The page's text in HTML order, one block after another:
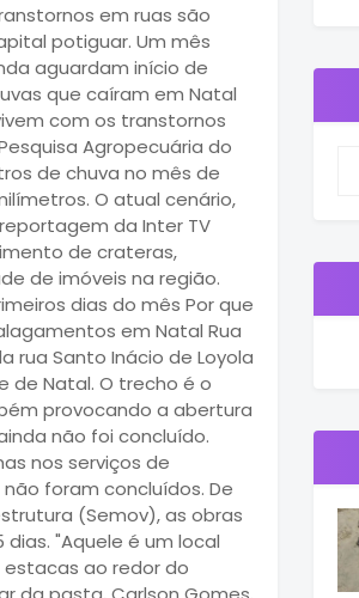
em ruas são
potiguar. Um mês
aguardam início de
que caíram em Natal
com os transtornos
Agropecuária do
de chuva no mês de
O atual cenário,
da Inter TV
de crateras,
de imóveis na região.
dias do mês Por que
em Natal Rua
rua Santo Inácio de Loyola
de Natal. O trecho é o
provocando a abertura
não foi concluído.
nos serviços de
foram concluídos. De
(Semov), as obras
"Aquele é um local
ao redor do